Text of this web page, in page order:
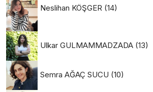
Neslihan KÖŞGER (14)
Ulkar GULMAMMADZADA (13)
Semra AĞAÇ SUCU (10)